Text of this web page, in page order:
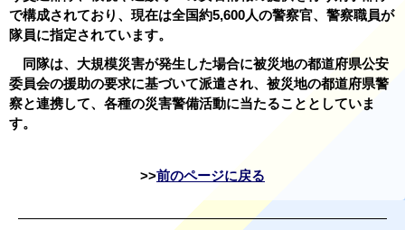
で構成されており、現在は全国約5,600人の警察官、警察職員が
隊員に指定されています。
同隊は、大規模災害が発生した場合に被災地の都道府県公安
委員会の援助の要求に基づいて派遣され、被災地の都道府県警
察と連携して、各種の災害警備活動に当たることとしていま
す。
前のページに戻る